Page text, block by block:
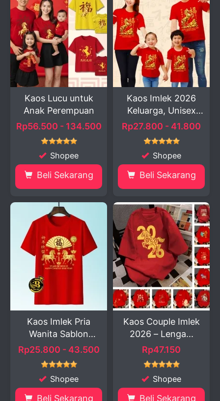
Kaos Lucu untuk
Anak Perempuan
Rp56.500 - 134.500
Shopee
Beli Sekarang
Kaos Imlek 2026
Keluarga, Unisex
unt...
Rp27.800 - 41.800
Shopee
Beli Sekarang
Kaos Imlek Pria
Wanita Sablon
Digita...
Rp25.800 - 43.500
Shopee
Beli Sekarang
Kaos Couple Imlek
2026 – Lenga...
Rp47.150
Shopee
Beli Sekarang